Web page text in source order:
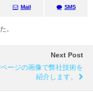
Mail SMS
。
Next Post
ージの画像で弊社技術を
紹介します。